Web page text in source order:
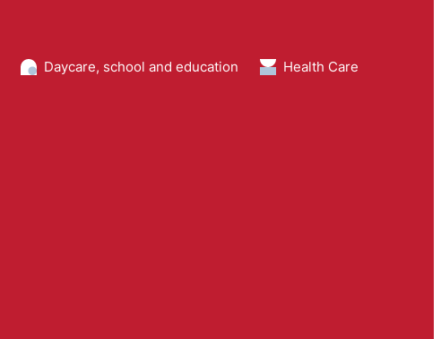
Daycare, school and education Health Care